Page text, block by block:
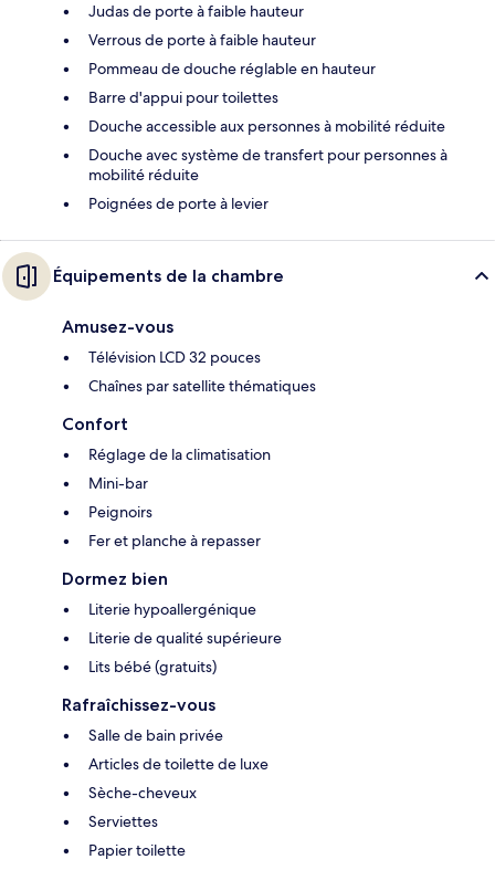
Judas de porte à faible hauteur
Verrous de porte à faible hauteur
Pommeau de douche réglable en hauteur
Barre d'appui pour toilettes
Douche accessible aux personnes à mobilité réduite
Douche avec système de transfert pour personnes à
mobilité réduite
Poignées de porte à levier
Équipements de la chambre
Amusez-vous
Télévision LCD 32 pouces
Chaînes par satellite thématiques
Confort
Réglage de la climatisation
Mini-bar
Peignoirs
Fer et planche à repasser
Dormez bien
Literie hypoallergénique
Literie de qualité supérieure
Lits bébé (gratuits)
Rafraîchissez-vous
Salle de bain privée
Articles de toilette de luxe
Sèche-cheveux
Serviettes
Papier toilette